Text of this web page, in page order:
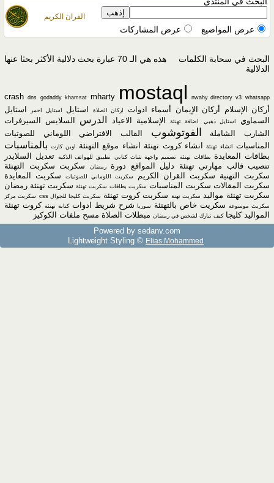
القران الكريم
عرض المواضيع عرض المشاركات
هذه هي الـ 70 عبارة بحث دلالية الأكثر بحثا عنها
البحث في سحابة الكلمات
الدلالية
crash dns godaddy khamsat mharty mostaql nwahy directory v3 whatsapp
أركان الإسلام أركان الإيمان أسماء ادوات اركان الصلاة استايل استايل احمر
استايل
السماوي
استايل ذهبي اضافة تهنئة الإسلامية الاعياد الدرس السلايس
السيرفرات
الشارب
الشاملة الفوتوشوب القالب الافتراضي
اللوماني للصوتيات
المناسبات
انشاء تهنئة انشاء كروت تهنئة انشاء موقع التهنئة اوبن كارت بالمناسبات
بطاقات المعايدة بطاقات تهنئة تصميم واجهة شات كتابي تطبيق للهواتف الذكية
تعديل السلايدر
تنصيب قالب مهارتي تهنئة دليل المواقع دورة رمضان سكربت سكربت التهنئة
سكربت التهنية سكربت القران الكريم سكربت اللوماني للصوتيات
سكربت المعايدة
سكربت المقالات سكربت المناسبات سكربت بطاقات سكربت تهنئة سكربت تهنئة رمضان
سكربت تهنئة مواليد سكربت تهنة سكربت كروت تهنئة سكربت كليجا للجوال css
سكربت مركز
سكربت موسوعة
سكريت خاص بالتهنئة سوريا شرح شريط ادوات كتابة تهنئة كروت تهنئة
المواليد كليجا كيف تبارك لشخص في رمضان مبطلات الصلاة مسح ملفات الكوكيز
Powered by sedany.com
Lightweight Styling © Elias Mohammed